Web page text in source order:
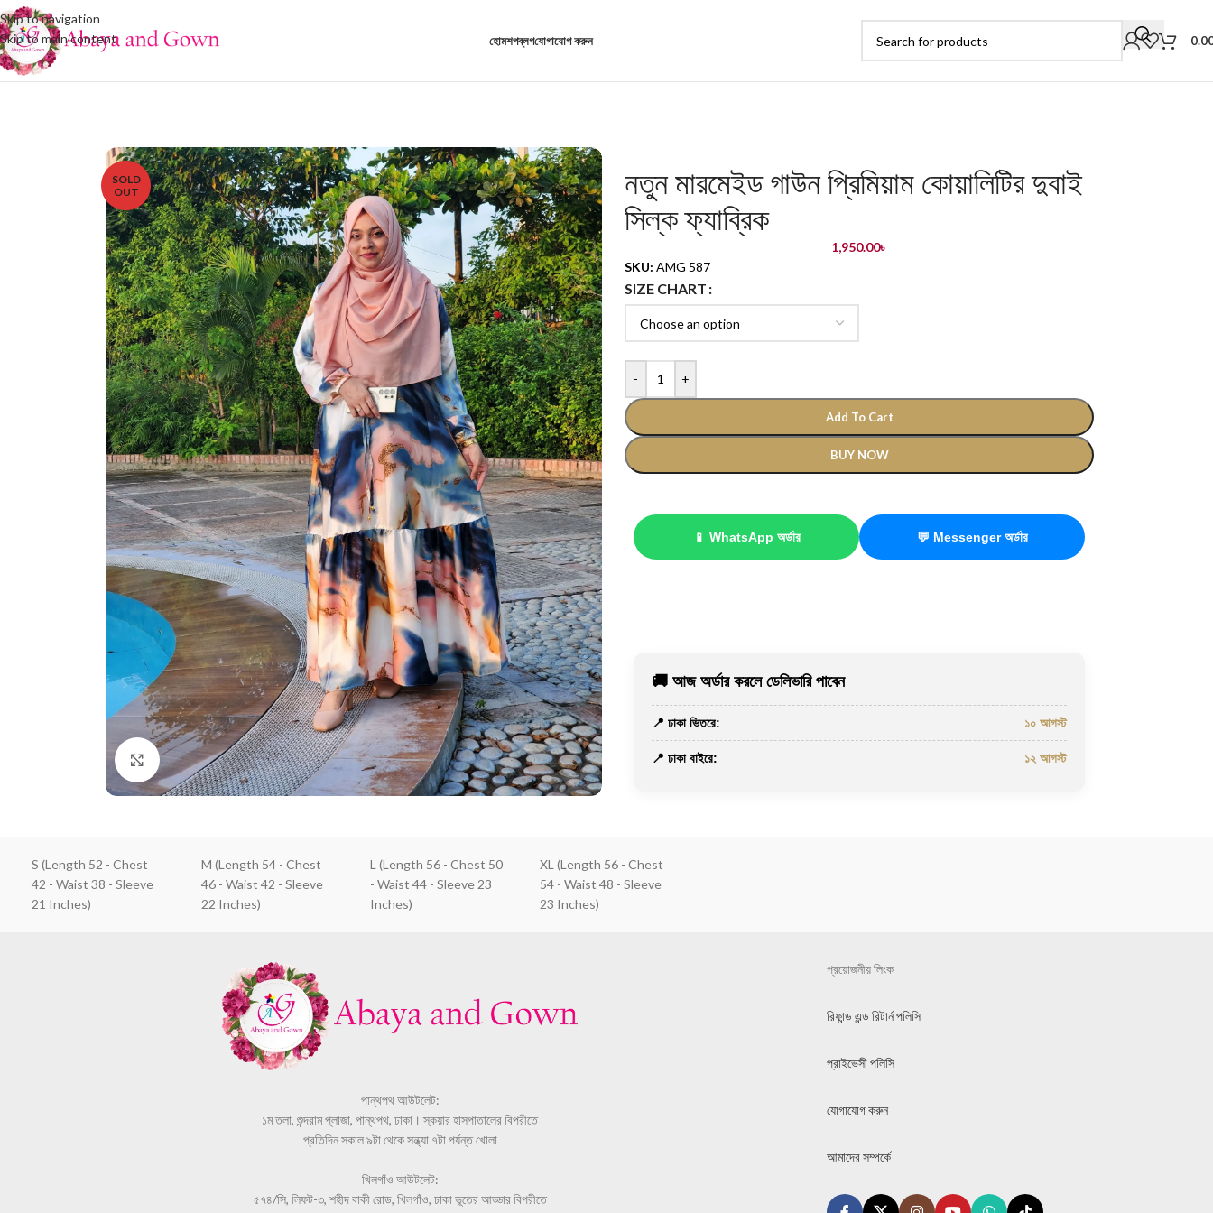
Skip to navigation
Skip to main content
হোমশপব্লগযোগাযোগ করুন
SOLD
OUT
Click to enlarge
নতুন মারমেইড গাউন প্রিমিয়াম কোয়ালিটির দুবাই
সিল্ক ফ্যাব্রিক
1,950.00৳
SKU: AMG 587
SIZE CHART
- +
Add To Cart
BUY NOW
📱 WhatsApp অর্ডার 💬 Messenger অর্ডার
🚚 আজ অর্ডার করলে ডেলিভারি পাবেন
📍 ঢাকা ভিতরে: ১০ আগস্ট
📍 ঢাকা বাইরে: ১২ আগস্ট
S (Length 52 - Chest
42 - Waist 38 - Sleeve
21 Inches)
M (Length 54 - Chest
46 - Waist 42 - Sleeve
22 Inches)
L (Length 56 - Chest 50
- Waist 44 - Sleeve 23
Inches)
XL (Length 56 - Chest
54 - Waist 48 - Sleeve
23 Inches)
পান্থপথ আউটলেট:
১ম তলা, শুন্দরাম প্লাজা, পান্থপথ, ঢাকা। স্কয়ার হাসপাতালের বিপরীতে
প্রতিদিন সকাল ৯টা থেকে সন্ধ্যা ৭টা পর্যন্ত খোলা
খিলগাঁও আউটলেট:
৫৭৪/সি, লিফট-৩, শহীদ বাকী রোড, খিলগাঁও, ঢাকা ভূতের আড্ডার বিপরীতে
প্রয়োজনীয় লিংক
রিফান্ড এন্ড রিটার্ন পলিসি
প্রাইভেসী পলিসি
যোগাযোগ করুন
আমাদের সম্পর্কে